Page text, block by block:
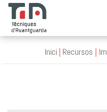
Inici Recursos